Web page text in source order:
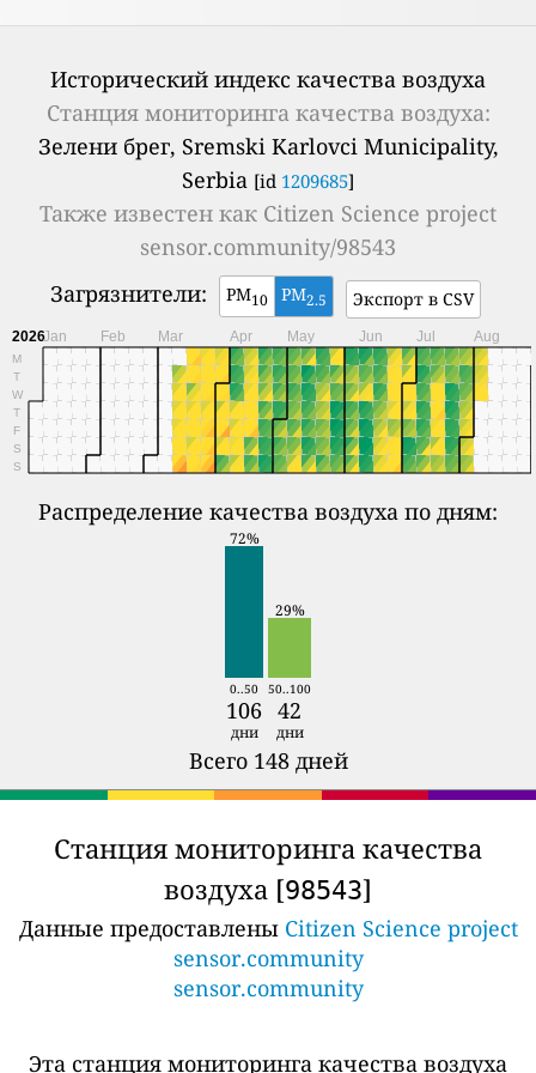
Исторический индекс качества воздуха
Станция мониторинга качества воздуха:
Зелени брег, Sremski Karlovci Municipality,
Serbia [id 1209685]
Также известен как Citizen Science project
sensor.community/98543
Загрязнители:
PM10 PM2.5 Экспорт в CSV
2026
M
T
W
T
F
S
S
Jan Feb Mar Apr May Jun Jul Aug
Распределение качества воздуха по дням:
72%
29%
0..50 50..100
106 42
дни дни
Всего 148 дней
Станция мониторинга качества
воздуха [98543]
Данные предоставлены Citizen Science project
sensor.community
sensor.community
Эта станция мониторинга качества воздуха